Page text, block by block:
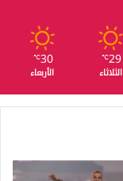
29
℃
الثلاثاء
30
℃
الأربعاء